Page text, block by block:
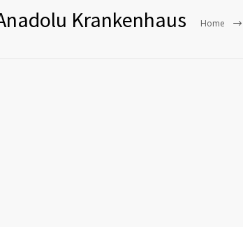
Krankenhaus Home